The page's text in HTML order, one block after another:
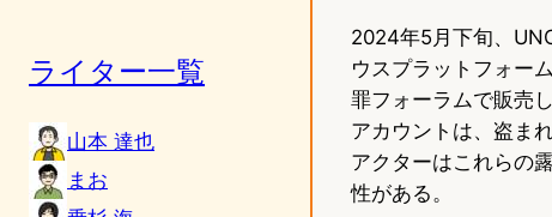
ライター一覧
山本 達也
まお
2024年5月下旬、
ウスプラットフォー
罪フォーラムで販売
アカウントは、盗ま
アクターはこれらの
性がある。